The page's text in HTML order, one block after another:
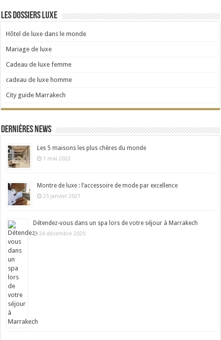
Les dossiers Luxe
Hôtel de luxe dans le monde
Mariage de luxe
Cadeau de luxe femme
cadeau de luxe homme
City guide Marrakech
Dernières news
Les 5 maisons les plus chères du monde
1 mai 2022
Montre de luxe : l’accessoire de mode par excellence
25 janvier 2021
Détendez-vous dans un spa lors de votre séjour à Marrakech
24 décembre 2020